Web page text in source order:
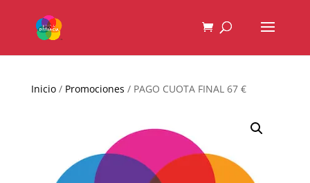
Inicio/ Promociones / PAGO CUOTA FINAL 67 €